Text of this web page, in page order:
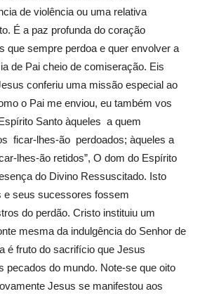
de violência ou uma relativa
É a paz profunda do coração
que sempre perdoa e quer envolver a
de Pai cheio de comiseração. Eis
conferiu uma missão especial ao
o Pai me enviou, eu também vos
Santo àqueles a quem
ficar-lhes-ão perdoados; àqueles a
lhes-ão retidos”, O dom do Espírito
do Divino Ressuscitado. Isto
e seus sucessores fossem
do perdão. Cristo instituiu um
mesma da indulgência do Senhor de
é fruto do sacrifício que Jesus
pecados do mundo. Note-se que oito
Jesus se manifestou aos